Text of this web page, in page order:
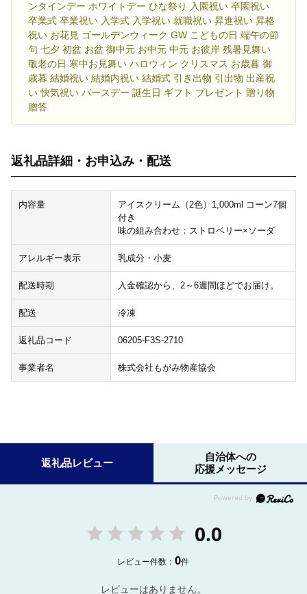
ンタインデー ホワイトデー ひな祭り 入園祝い 卒園祝い
卒業式 卒業祝い 入学式 入学祝い 就職祝い 昇進祝い 昇格
祝い お花見 ゴールデンウィーク GW こどもの日 端午の節
句 七夕 初盆 お盆 御中元 お中元 中元 お彼岸 残暑見舞い
敬老の日 寒中お見舞い ハロウィン クリスマス お歳暮 御
歳暮 結婚祝い 結婚内祝い 結婚式 引き出物 引出物 出産祝
い 快気祝い バースデー 誕生日 ギフト プレゼント 贈り物
贈答
返礼品詳細・お申込み・配送
内容量
アイスクリーム（2色）1,000ml コーン7個
付き
味の組み合わせ：ストロベリー×ソーダ
アレルギー表示 乳成分・小麦
配送時期 入金確認から、2～6週間ほどでお届け。
配送 冷凍
返礼品コード 06205-F3S-2710
事業者名 株式会社もがみ物産協会
返礼品レビュー
自治体への
応援メッセージ
0.0
レビュー件数：0件
レビューはありません。